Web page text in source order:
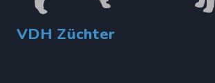
VDH Züchter